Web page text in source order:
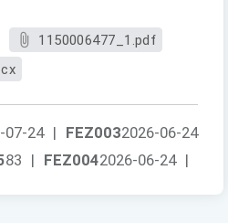
1150006477_1.pdf
FEZ0032026-06-24
07-24 |
FEZ0042026-06-24 |
83 |